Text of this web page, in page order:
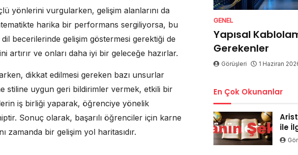
yönlerini vurgularken, gelişim alanlarını da
harika bir performans sergiliyorsa, bu
becerilerinde gelişim göstermesi gerektiği de
artırır ve onları daha iyi bir geleceğe hazırlar.
dikkat edilmesi gereken bazı unsurlar
stiline uygun geri bildirimler vermek, etkili bir
iş birliği yaparak, öğrenciye yönelik
Sonuç olarak, başarılı öğrenciler için karne
zamanda bir gelişim yol haritasıdır.
GENEL
Yapısal
Gerekenler
Görüşleri 1 Haziran
En Çok Okunanlar
ile